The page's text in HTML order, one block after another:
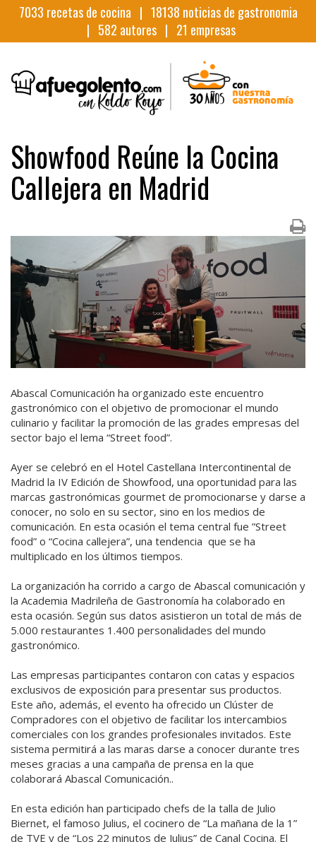
7033 recetas de cocina | 18138 noticias de gastronomia
| 582 autores | 21 empresas
Showfood Reúne la Cocina
Callejera en Madrid
Abascal Comunicación ha organizado este encuentro
gastronómico con el objetivo de promocionar el mundo
culinario y facilitar la promoción de las grades empresas del
sector bajo el lema “Street food”.
Ayer se celebró en el Hotel Castellana Intercontinental de
Madrid la IV Edición de Showfood, una oportunidad para las
marcas gastronómicas gourmet de promocionarse y darse a
conocer, no solo en su sector, sino en los medios de
comunicación. En esta ocasión el tema central fue ”Street
food” o “Cocina callejera”, una tendencia que se ha
multiplicado en los últimos tiempos.
La organización ha corrido a cargo de Abascal comunicación y
la Academia Madrileña de Gastronomía ha colaborado en
esta ocasión. Según sus datos asistieron un total de más de
5.000 restaurantes 1.400 personalidades del mundo
gastronómico.
Las empresas participantes contaron con catas y espacios
exclusivos de exposición para presentar sus productos.
Este año, además, el evento ha ofrecido un Clúster de
Compradores con el objetivo de facilitar los intercambios
comerciales con los grandes profesionales invitados. Este
sistema permitirá a las maras darse a conocer durante tres
meses gracias a una campaña de prensa en la que
colaborará Abascal Comunicación..
En esta edición han participado chefs de la talla de Julio
Biernet, el famoso Julius, el cocinero de “La mañana de la 1”
de TVE y de “Los 22 minutos de Julius” de Canal Cocina. El